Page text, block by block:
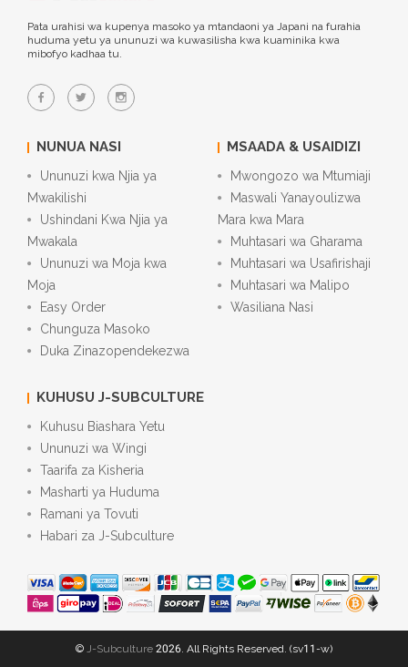
Pata urahisi wa kupenya masoko ya mtandaoni ya Japani na furahia
huduma yetu ya ununuzi wa kuwasilisha kwa kuaminika kwa
mibofyo kadhaa tu.
NUNUA NASI
Ununuzi kwa Njia ya
Mwakilishi
Ushindani Kwa Njia ya
Mwakala
Ununuzi wa Moja kwa
Moja
Easy Order
Chunguza Masoko
Duka Zinazopendekezwa
MSAADA & USAIDIZI
Mwongozo wa Mtumiaji
Maswali Yanayoulizwa
Mara kwa Mara
Muhtasari wa Gharama
Muhtasari wa Usafirishaji
Muhtasari wa Malipo
Wasiliana Nasi
KUHUSU J-SUBCULTURE
Kuhusu Biashara Yetu
Ununuzi wa Wingi
Taarifa za Kisheria
Masharti ya Huduma
Ramani ya Tovuti
Habari za J-Subculture
© J-Subculture 2026. All Rights Reserved. (sv11-w)